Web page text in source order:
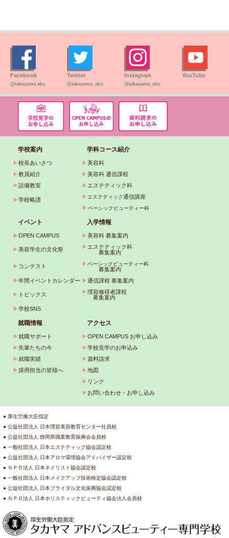
Facebook
@takayama.abc
Twitter
@takayama_abc
Instagram
@takayama_abc
YouTube
学校案内 学科コース紹介
▶校長あいさつ ▶美容科
▶教員紹介 ▶美容科 通信課程
▶設備教室 ▶ エステティック科
▶学校略譜 ▶ エステティック通信講座
▶ベーシックビューティー科
イベント 入学情報
▶OPEN CAMPUS ▶美容科 募集案内
▶美容学生の文化祭 ▶ エステティック科
募集案内
▶ コンテスト ▶ベーシックビューティー科
募集案内
▶年間イベントカレンダー ▶通信課程 募集案内
▶ トピックス ▶理容修得者課程
募集案内
▶学校SNS
就職情報 アクセス
▶就職サポート ▶OPEN CAMPUS お申し込み
▶先輩たちの今 ▶学校見学のお申込み
▶就職実績 ▶ 資料請求
▶採用担当の皆様へ ▶地図
▶ リンク
▶ お問い合わせ・お申し込み
● 厚生労働大臣指定
● 公益社団法人 日本理容美容教育センター社員校
● 公益社団法人 静岡県職業教育振興会会員校
● 一般社団法人 日本エステティック協会認定校
● 公益社団法人 日本アロマ環境協会アドバイザー認定校
● ＮＰＯ法人 日本ネイリスト協会認定校
● 一般社団法人 日本メイクアップ技術検定協会認定校
● 公益社団法人 日本ブライダル文化振興協会認定校
● ＮＰＯ法人 日本ホリスティックビューティ協会法人会員校